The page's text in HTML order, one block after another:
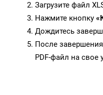
Загрузите файл
Нажмите кнопку
Дождитесь
После завершения
PDF-файл на свое